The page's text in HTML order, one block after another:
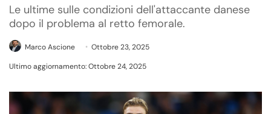
Le ultime sulle condizioni dell'attaccante danese
dopo il problema al retto femorale.
Marco Ascione
Ottobre 23, 2025
Ultimo aggiornamento: Ottobre 24, 2025